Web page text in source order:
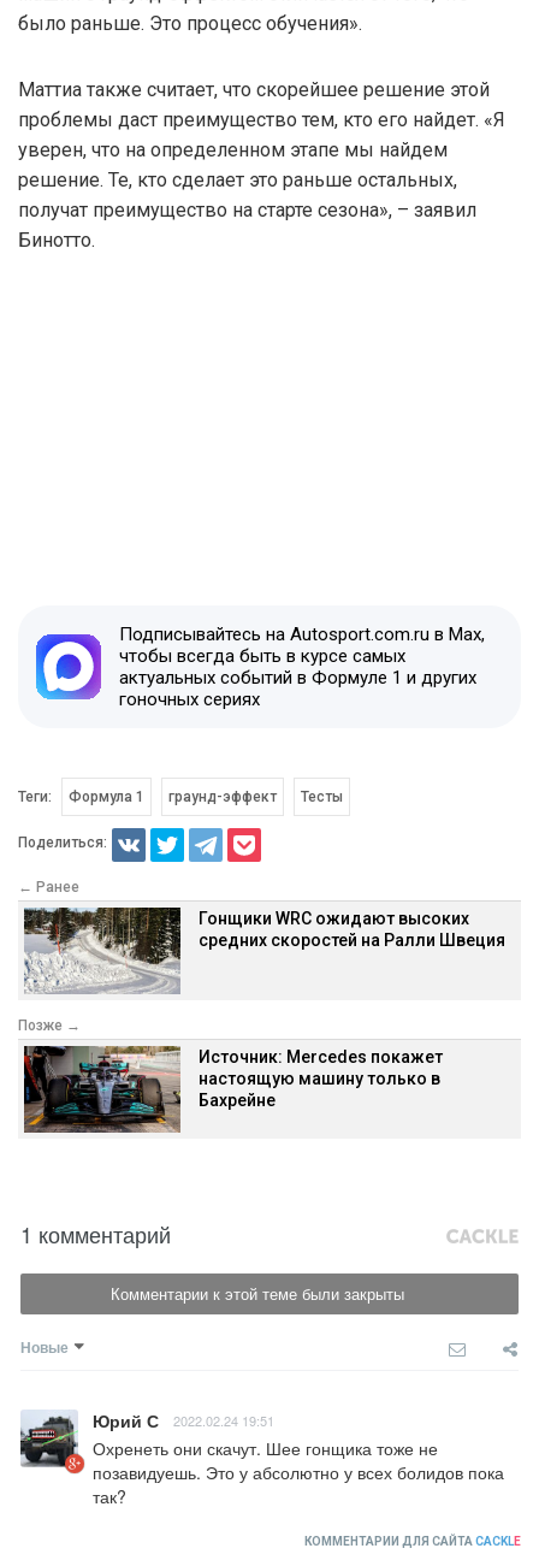
было раньше. Это процесс обучения».
Маттиа также считает, что скорейшее решение этой
проблемы даст преимущество тем, кто его найдет. «Я
уверен, что на определенном этапе мы найдем
решение. Те, кто сделает это раньше остальных,
получат преимущество на старте сезона», – заявил
Бинотто.
Подписывайтесь на Autosport.com.ru в Max,
чтобы всегда быть в курсе самых
актуальных событий в Формуле 1 и других
гоночных сериях
Теги: Формула 1 граунд-эффект Тесты
Поделиться:
← Ранее
Гонщики WRC ожидают высоких
средних скоростей на Ралли Швеция
Позже →
Источник: Mercedes покажет
настоящую машину только в
Бахрейне
1 комментарий
Комментарии к этой теме были закрыты
Новые
Юрий С 2022.02.24 19:51
Охренеть они скачут. Шее гонщика тоже не
позавидуешь. Это у абсолютно у всех болидов пока
так?
КОММЕНТАРИИ ДЛЯ САЙТА CACKLE